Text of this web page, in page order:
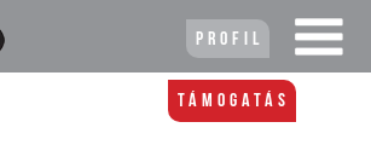
Profil
Támogatás